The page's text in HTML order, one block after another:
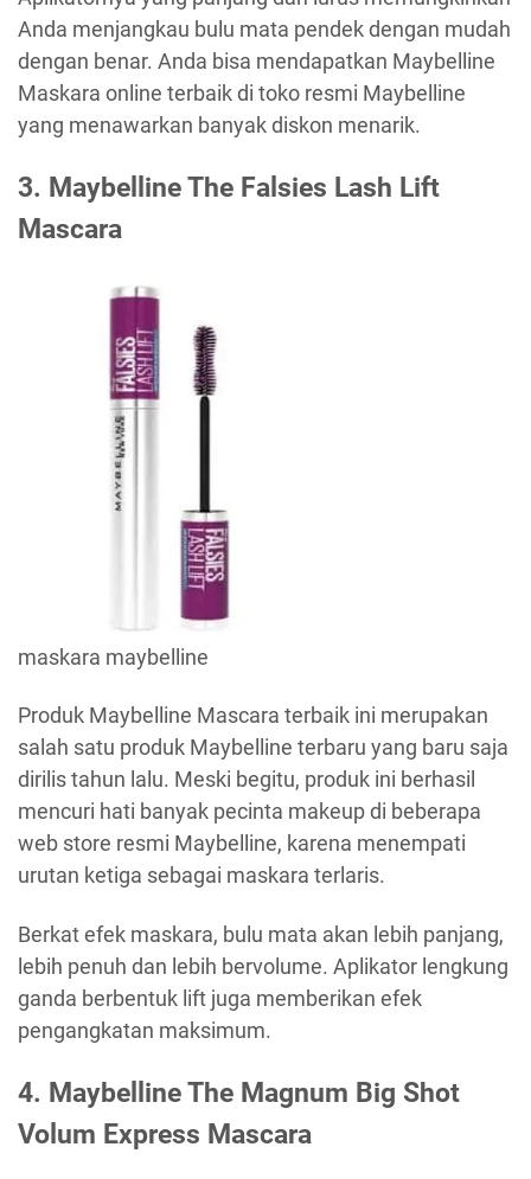
Anda menjangkau bulu mata pendek dengan mudah
dengan benar. Anda bisa mendapatkan Maybelline
Maskara online terbaik di toko resmi Maybelline
yang menawarkan banyak diskon menarik.
3. Maybelline The Falsies Lash Lift
Mascara
maskara maybelline
Produk Maybelline Mascara terbaik ini merupakan
salah satu produk Maybelline terbaru yang baru saja
dirilis tahun lalu. Meski begitu, produk ini berhasil
mencuri hati banyak pecinta makeup di beberapa
web store resmi Maybelline, karena menempati
urutan ketiga sebagai maskara terlaris.
Berkat efek maskara, bulu mata akan lebih panjang,
lebih penuh dan lebih bervolume. Aplikator lengkung
ganda berbentuk lift juga memberikan efek
pengangkatan maksimum.
4. Maybelline The Magnum Big Shot
Volum Express Mascara